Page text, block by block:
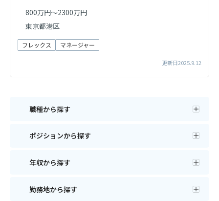
800万円～2300万円
東京都港区
フレックス マネージャー
更新日2025.9.12
職種から探す
ポジションから探す
年収から探す
勤務地から探す